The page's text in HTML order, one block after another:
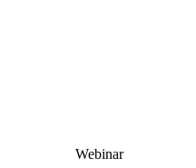
Webinar